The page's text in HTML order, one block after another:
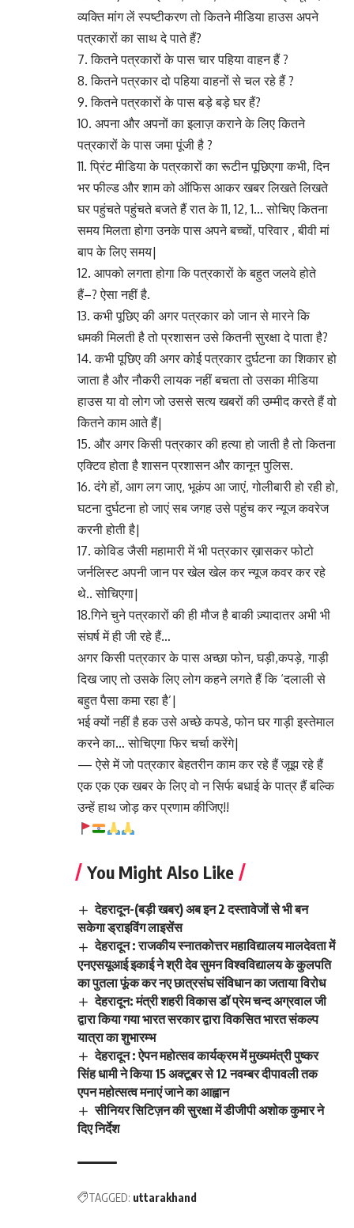
व्यक्ति मांग लें स्पष्टीकरण तो कितने मीडिया हाउस अपने
पत्रकारों का साथ दे पाते हैं?
7. कितने पत्रकारों के पास चार पहिया वाहन हैं ?
8. कितने पत्रकार दो पहिया वाहनों से चल रहे हैं ?
9. कितने पत्रकारों के पास बड़े बड़े घर हैं?
10. अपना और अपनों का इलाज़ कराने के लिए कितने
पत्रकारों के पास जमा पूंजी है ?
11. प्रिंट मीडिया के पत्रकारों का रूटीन पूछिएगा कभी, दिन
भर फील्ड और शाम को ऑफिस आकर खबर लिखते लिखते
घर पहुंचते पहुंचते बजते हैं रात के 11, 12, 1… सोचिए कितना
समय मिलता होगा उनके पास अपने बच्चों, परिवार , बीवी मां
बाप के लिए समय|
12. आपको लगता होगा कि पत्रकारों के बहुत जलवे होते
हैं–? ऐसा नहीं है.
13. कभी पूछिए की अगर पत्रकार को जान से मारने कि
धमकी मिलती है तो प्रशासन उसे कितनी सुरक्षा दे पाता है?
14. कभी पूछिए की अगर कोई पत्रकार दुर्घटना का शिकार हो
जाता है और नौकरी लायक नहीं बचता तो उसका मीडिया
हाउस या वो लोग जो उससे सत्य खबरों की उम्मीद करते हैं वो
कितने काम आते हैं|
15. और अगर किसी पत्रकार की हत्या हो जाती है तो कितना
एक्टिव होता है शासन प्रशासन और कानून पुलिस.
16. दंगे हों, आग लग जाए, भूकंप आ जाएं, गोलीबारी हो रही हो,
घटना दुर्घटना हो जाएं सब जगह उसे पहुंच कर न्यूज कवरेज
करनी होती है|
17. कोविड जैसी महामारी में भी पत्रकार ख़ासकर फोटो
जर्नलिस्ट अपनी जान पर खेल खेल कर न्यूज कवर कर रहे
थे.. सोचिएगा|
18.गिने चुने पत्रकारों की ही मौज है बाकी ज़्यादातर अभी भी
संघर्ष में ही जी रहे हैं…
अगर किसी पत्रकार के पास अच्छा फोन, घड़ी,कपड़े, गाड़ी
दिख जाए तो उसके लिए लोग कहने लगते हैं कि ‘दलाली से
बहुत पैसा कमा रहा है’|
भई क्यों नहीं है हक उसे अच्छे कपडे, फोन घर गाड़ी इस्तेमाल
करने का… सोचिएगा फिर चर्चा करेंगे|
— ऐसे में जो पत्रकार बेहतरीन काम कर रहे हैं जूझ रहे हैं
एक एक एक खबर के लिए वो न सिर्फ बधाई के पात्र हैं बल्कि
उन्हें हाथ जोड़ कर प्रणाम कीजिए!!
You Might Also Like
देहरादून-(बड़ी खबर) अब इन 2 दस्तावेजों से भी बन
सकेगा ड्राइविंग लाइसेंस
देहरादून : राजकीय स्नातकोत्तर महाविद्यालय मालदेवता में
एनएसयूआई इकाई ने श्री देव सुमन विश्वविद्यालय के कुलपति
का पुतला फूंक कर नए छात्रसंघ संविधान का जताया विरोध
देहरादून: मंत्री शहरी विकास डॉ प्रेम चन्द अग्रवाल जी
द्वारा किया गया भारत सरकार द्वारा विकसित भारत संकल्प
यात्रा का शुभारम्भ
देहरादून : ऐपन महोत्सव कार्यक्रम में मुख्यमंत्री पुष्कर
सिंह धामी ने किया 15 अक्टूबर से 12 नवम्बर दीपावली तक
एपन महोत्सत्व मनाएं जाने का आह्वान
सीनियर सिटिज़न की सुरक्षा में डीजीपी अशोक कुमार ने
दिए निर्देश
TAGGED: uttarakhand